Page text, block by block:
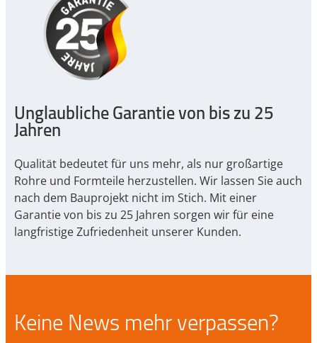
Unglaubliche Garantie von bis zu 25
Jahren
Qualität bedeutet für uns mehr, als nur großartige
Rohre und Formteile herzustellen. Wir lassen Sie auch
nach dem Bauprojekt nicht im Stich. Mit einer
Garantie von bis zu 25 Jahren sorgen wir für eine
langfristige Zufriedenheit unserer Kunden.
Keine News mehr verpassen?